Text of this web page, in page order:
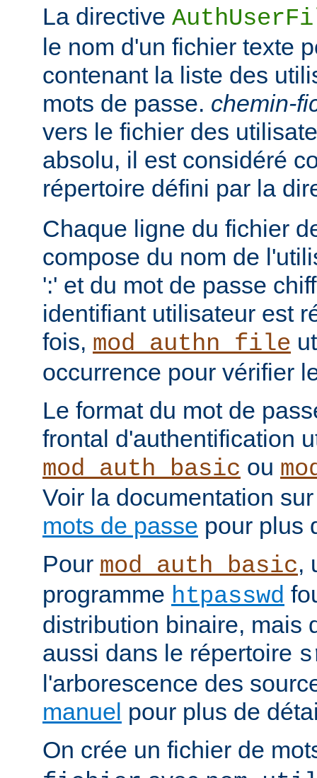
La directive
le nom d'un fichier texte
contenant la liste des
mots de passe. chemin-
vers le fichier des
absolu, il est considéré
répertoire défini par la
Chaque ligne du fichier
compose du nom de
':' et du mot de passe
identifiant utilisateur est
fois, mod_authn_file
occurrence pour vérifier
Le format du mot de
frontal d'authentification
mod_auth_basic ou
Voir la documentation
mots de passe pour plus
Pour mod_auth_basic,
programme htpasswd
distribution binaire, mais
aussi dans le répertoire
l'arborescence des
manuel pour plus de
On crée un fichier de